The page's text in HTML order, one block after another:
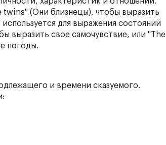
(Они близнецы), чтобы выразить
для выражения состояний
выразить свое самочувствие, или "The
погоды.
и времени сказуемого.